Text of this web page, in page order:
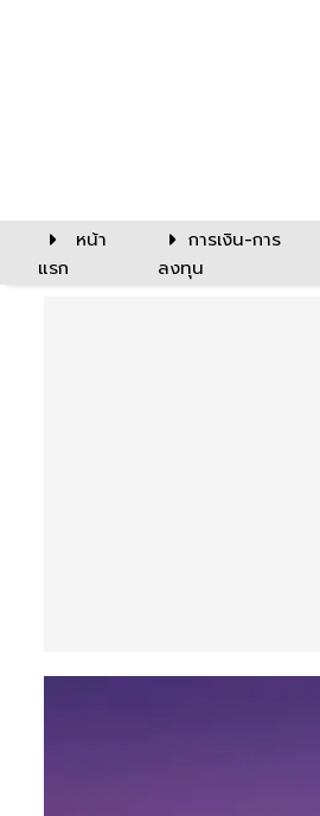
หน้า
แรก
การเงิน-การ
ลงทุน